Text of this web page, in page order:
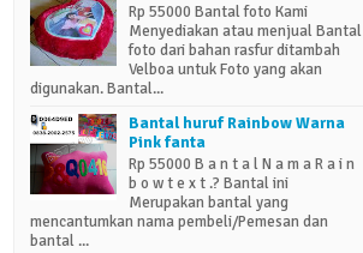
Rp 55000 Bantal foto Kami
Menyediakan atau menjual Bantal
foto dari bahan rasfur ditambah
Velboa untuk Foto yang akan
digunakan. Bantal...
Bantal huruf Rainbow Warna
Pink fanta
Rp 55000 B a n t a l N a m a R a i n
b o w t e x t .? Bantal ini
Merupakan bantal yang
mencantumkan nama pembeli/Pemesan dan
bantal ...